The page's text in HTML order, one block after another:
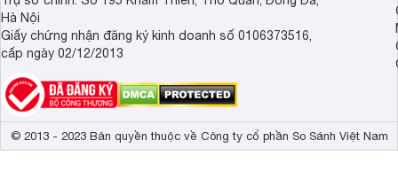
Hà Nội
Giấy chứng nhận đăng ký kinh doanh số 0106373516,
cấp ngày 02/12/2013
© 2013 - 2023 Bản quyền thuộc về Công ty cổ phần So Sánh Việt Nam